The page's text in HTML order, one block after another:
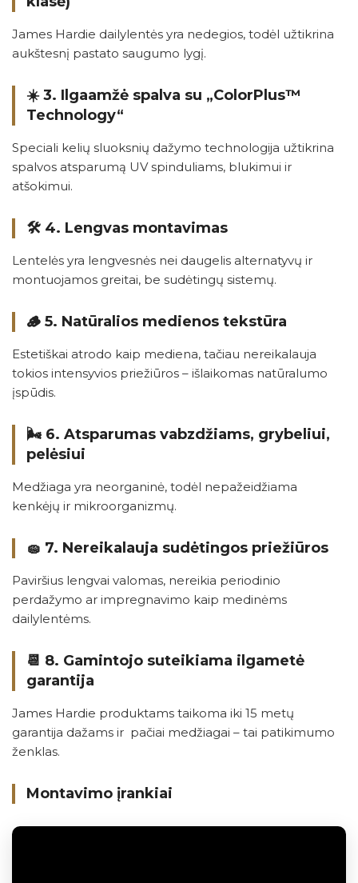
James Hardie dailylentės yra nedegios, todėl užtikrina
aukštesnį pastato saugumo lygį.
☀️ 3. Ilgaamžė spalva su „ColorPlus™
Technology“
Speciali kelių sluoksnių dažymo technologija užtikrina
spalvos atsparumą UV spinduliams, blukimui ir
atšokimui.
🛠️ 4. Lengvas montavimas
Lentelės yra lengvesnės nei daugelis alternatyvų ir
montuojamos greitai, be sudėtingų sistemų.
🪵 5. Natūralios medienos tekstūra
Estetiškai atrodo kaip mediena, tačiau nereikalauja
tokios intensyvios priežiūros – išlaikomas natūralumo
įspūdis.
🌬️ 6. Atsparumas vabzdžiams, grybeliui,
pelėsiui
Medžiaga yra neorganinė, todėl nepažeidžiama
kenkėjų ir mikroorganizmų.
🧽 7. Nereikalauja sudėtingos priežiūros
Paviršius lengvai valomas, nereikia periodinio
perdažymo ar impregnavimo kaip medinėms
dailylentėms.
📆 8. Gamintojo suteikiama ilgametė
garantija
James Hardie produktams taikoma iki 15 metų
garantija dažams ir pačiai medžiagai – tai patikimumo
ženklas.
Montavimo įrankiai